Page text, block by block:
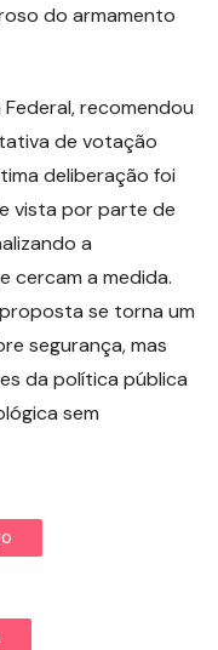
do armamento
recomendou
de votação
deliberação foi
vista por parte de
a
cercam a medida.
se torna um
segurança, mas
da política pública
sem